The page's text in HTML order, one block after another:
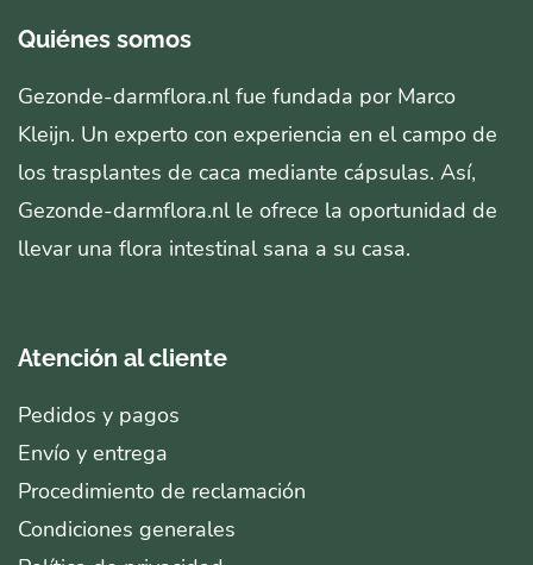
Quiénes somos
Gezonde-darmflora.nl fue fundada por Marco
Kleijn. Un experto con experiencia en el campo de
los trasplantes de caca mediante cápsulas. Así,
Gezonde-darmflora.nl le ofrece la oportunidad de
llevar una flora intestinal sana a su casa.
Atención al cliente
Pedidos y pagos
Envío y entrega
Procedimiento de reclamación
Condiciones generales